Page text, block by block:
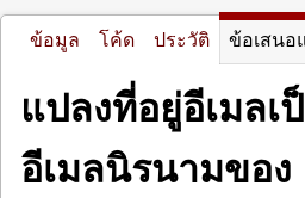
ข้อมูล โค้ด ประวัติ ข้อเสนอ
แปลงที่อยู่อีเมลเ
อีเมลนิรนามของ